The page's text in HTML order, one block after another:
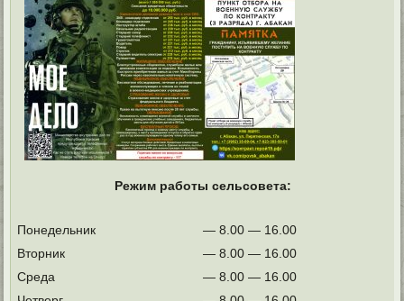
Режим работы сельсовета:
Понедельник
— 8.00 — 16.00
Вторник
— 8.00 — 16.00
Среда
— 8.00 — 16.00